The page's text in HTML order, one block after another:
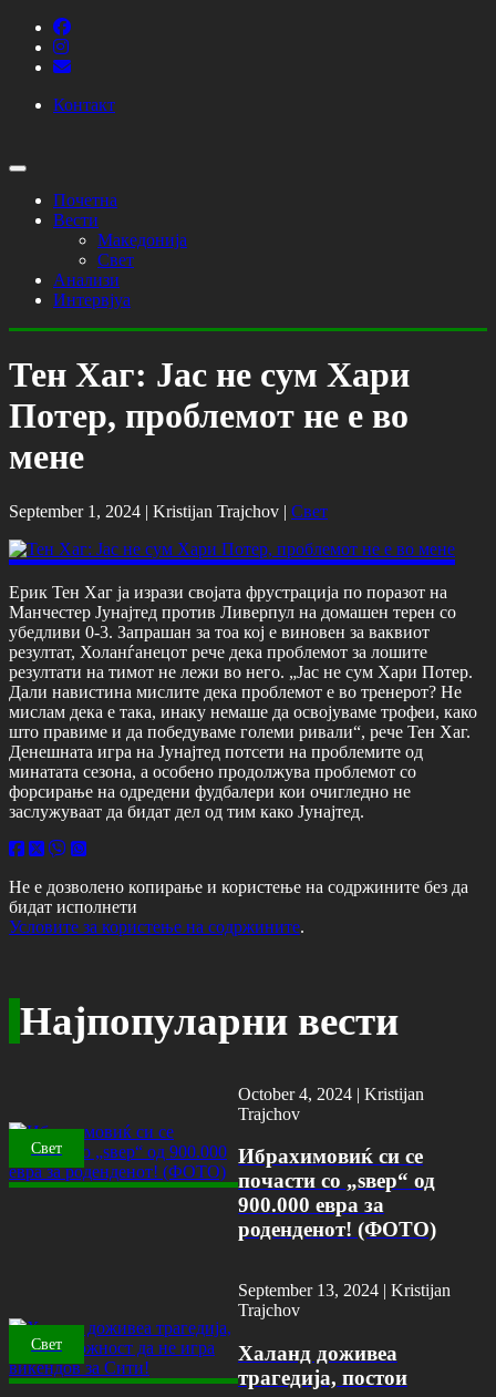
Контакт
Почетна
Вести
Македонија
Свет
Анализи
Интервјуа
Тен Хаг: Јас не сум Хари
Потер, проблемот не е во
мене
September 1, 2024 | Kristijan Trajchov | Свет
Ерик Тен Хаг ја изрази својата фрустрација по поразот на
Манчестер Јунајтед против Ливерпул на домашен терен со
убедливи 0-3. Запрашан за тоа кој е виновен за ваквиот
резултат, Холанѓанецот рече дека проблемот за лошите
резултати на тимот не лежи во него. „Јас не сум Хари Потер.
Дали навистина мислите дека проблемот е во тренерот? Не
мислам дека е така, инаку немаше да освојуваме трофеи, како
што правиме и да победуваме големи ривали“, рече Тен Хаг.
Денешната игра на Јунајтед потсети на проблемите од
минатата сезона, а особено продолжува проблемот со
форсирање на одредени фудбалери кои очигледно не
заслужуваат да бидат дел од тим како Јунајтед.
Не е дозволено копирање и користење на содржините без да
бидат исполнети
Условите за користење на содржините.
Најпопуларни вести
Свет
October 4, 2024 |Kristijan
Trajchov
Ибрахимовиќ си се
почасти со „ѕвер“ од
900.000 евра за
роденденот! (ФОТО)
Свет
September 13, 2024 | Kristijan
Trajchov
Халанд доживеа
трагедија, постои